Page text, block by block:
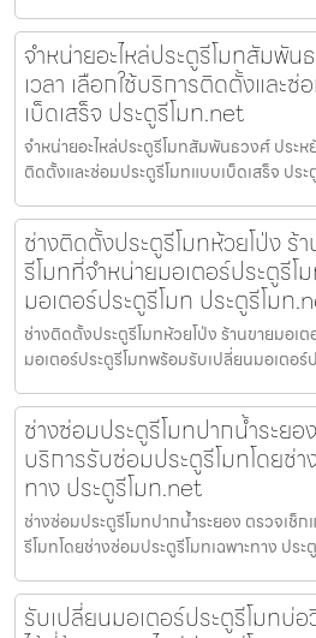
จำหน่ายอะไหล่ประตูรีโมทสัมพัน
เวลา เลือกใช้บริการติดตั้งและ
เบ็ดเสร็จ ประตูรีโมท.net
จำหน่ายอะไหล่ประตูรีโมทสัมพันธวงศ์ ประห
ติดตั้งและซ่อมประตูรีโมทแบบเบ็ดเสร็จ ปร
ช่างติดตั้งประตูรีโมทห้วยโป่ง ร้
รีโมทที่จำหน่ายมอเตอร์ประตูรี
มอเตอร์ประตูรีโมท ประตูรีโมท
ช่างติดตั้งประตูรีโมทห้วยโป่ง ร้านขายมอเ
มอเตอร์ประตูรีโมทพร้อมรับเปลี่ยนมอเตอร์
ช่างซ่อมประตูรีโมทปากน้ำระยอ
บริการรับซ่อมประตูรีโมทโดยช่า
ทาง ประตูรีโมท.net
ช่างซ่อมประตูรีโมทปากน้ำระยอง ตรวจเช็
รีโมทโดยช่างซ่อมประตูรีโมทเฉพาะทาง ปร
รับเปลี่ยนมอเตอร์ประตูรีโมทบ่